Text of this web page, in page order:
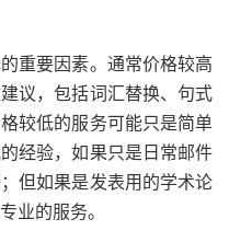
重要因素。通常价格较高
议，包括词汇替换、句式
较低的服务可能只是简单
经验，如果只是日常邮件
但如果是发表用的学术论
业的服务。